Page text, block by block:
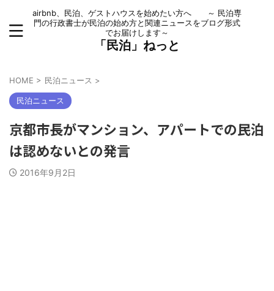
airbnb、民泊、ゲストハウスを始めたい方へ ～ 民泊専
門の行政書士が民泊の始め方と関連ニュースをブログ形式
でお届けします～
「民泊」ねっと
HOME > 民泊ニュース >
民泊ニュース
京都市長がマンション、アパートでの民泊
は認めないとの発言
2016年9月2日